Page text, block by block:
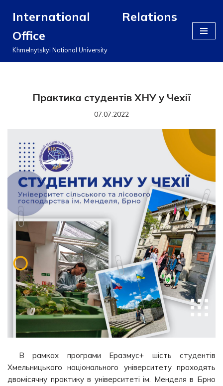
до
вмісту
International Relations
Office
Khmelnytskyi National University
Практика студентів ХНУ у Чехії
07.07.2022
В рамках програми Еразмус+ шість студентів
Хмельницького національного університету проходять
двомісячну практику в університеті ім. Менделя в Брно